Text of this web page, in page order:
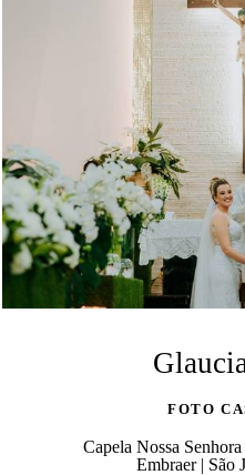
FOTO
Capela Nossa
Embraer | São